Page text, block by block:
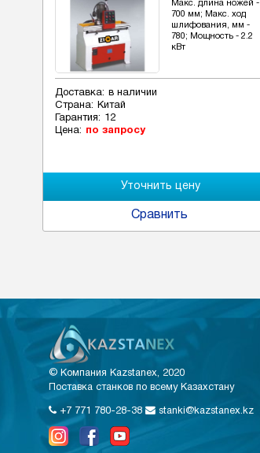
Макс. длина ножей -
700 мм; Макс. ход
шлифования, мм -
780; Мощность - 2.2
кВт
Доставка:
в наличии
Страна:
Китай
Гарантия:
12
Цена:
по запросу
Сравнить
© Компания Kazstanex, 2020
Поставка станков по всему Казахстану
+7 771 780-28-38 stanki@kazstanex.kz